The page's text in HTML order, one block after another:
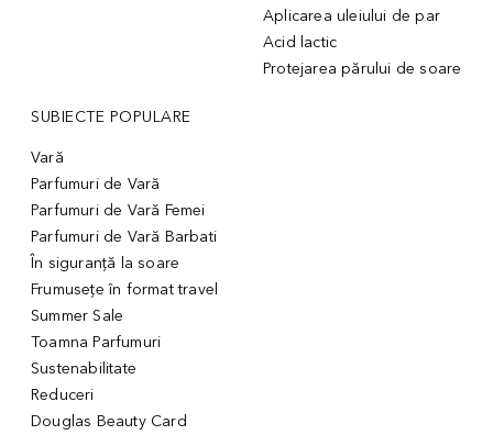
Aplicarea uleiului de par
Acid lactic
Protejarea părului de soare
SUBIECTE POPULARE
Vară
Parfumuri de Vară
Parfumuri de Vară Femei
Parfumuri de Vară Barbati
În siguranță la soare
Frumusețe în format travel
Summer Sale
Toamna Parfumuri
Sustenabilitate
Reduceri
Douglas Beauty Card